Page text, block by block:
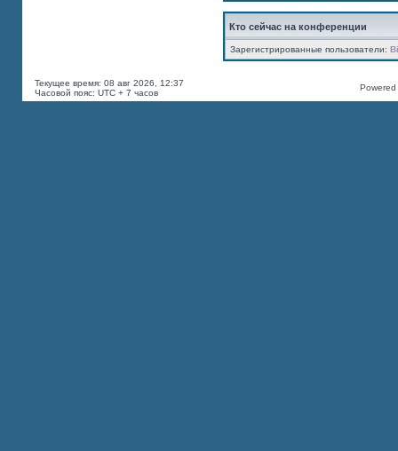
Кто сейчас на конференции
Зарегистрированные пользователи:
Текущее время: 08 авг 2026, 12:37
Часовой пояс: UTC + 7 часов